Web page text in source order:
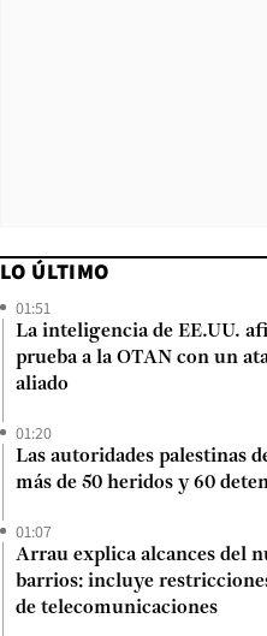
LO ÚLTIMO
01:51
La inteligencia de EE.UU.
prueba a la OTAN con un
aliado
01:20
Las autoridades palestinas
más de 50 heridos y 60
01:07
Arrau explica alcances del
barrios: incluye
de telecomunicaciones